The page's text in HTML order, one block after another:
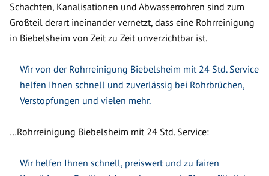
Schächten, Kanalisationen und Abwasserrohren sind zum
Großteil derart ineinander vernetzt, dass eine Rohrreinigung
in Biebelsheim von Zeit zu Zeit unverzichtbar ist.
Wir von der Rohrreinigung Biebelsheim mit 24 Std. Service
helfen Ihnen schnell und zuverlässig bei Rohrbrüchen,
Verstopfungen und vielen mehr.
…Rohrreinigung Biebelsheim mit 24 Std. Service:
Wir helfen Ihnen schnell, preiswert und zu fairen